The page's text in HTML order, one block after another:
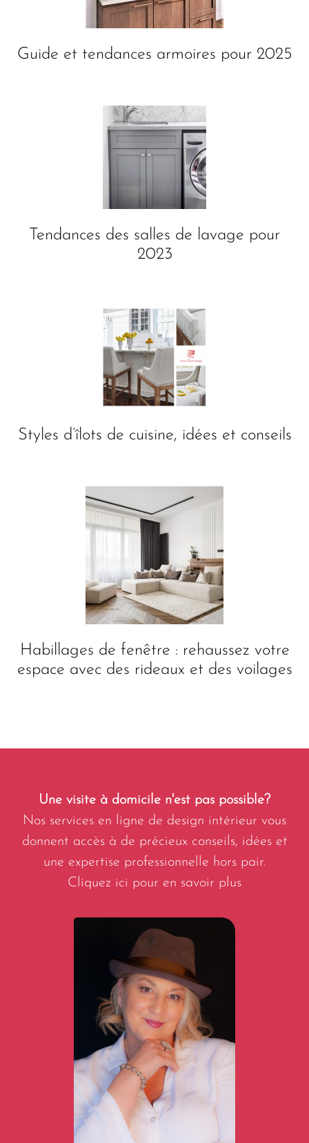
Guide et tendances armoires pour 2025
Tendances des salles de lavage pour
2023
Styles d’îlots de cuisine, idées et conseils
Habillages de fenêtre : rehaussez votre
espace avec des rideaux et des voilages
Une visite à domicile n'est pas possible?
Nos services en ligne de design intérieur vous
donnent accès à de précieux conseils, idées et
une expertise professionnelle hors pair.
Cliquez ici pour en savoir plus